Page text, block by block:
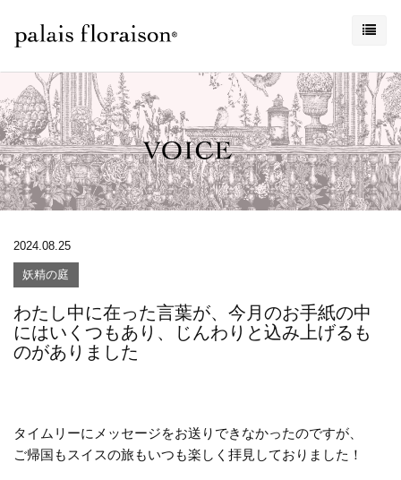
2024.08.25
妖精の庭
わたし中に在った言葉が、今月のお手紙の中
にはいくつもあり、じんわりと込み上げるも
のがありました
タイムリーにメッセージをお送りできなかったのですが、
ご帰国もスイスの旅もいつも楽しく拝見しておりました！